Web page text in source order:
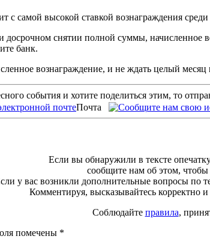
с самой высокой ставкой вознаграждения среди
досрочном снятии полной суммы,
банк.
вознаграждение, и не ждать целый
события и хотите поделиться этим, то
Почта
Если вы обнаружили в тексте
сообщите нам об этом,
у вас возникли дополнительные вопросы по
Комментируя, высказывайтесь корректно
Соблюдайте правила,
помечены *